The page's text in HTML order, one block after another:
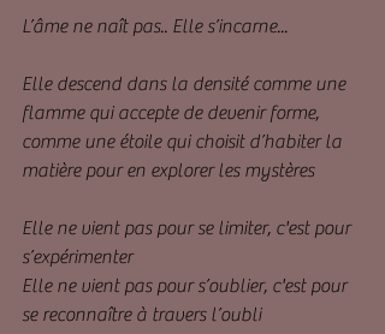
L’âme ne naît pas.. Elle s’incarne...
Elle descend dans la densité comme une
flamme qui accepte de devenir forme,
comme une étoile qui choisit d’habiter la
matière pour en explorer les mystères
Elle ne vient pas pour se limiter, c'est pour
s’expérimenter
Elle ne vient pas pour s’oublier, c'est pour
se reconnaître à travers l’oubli